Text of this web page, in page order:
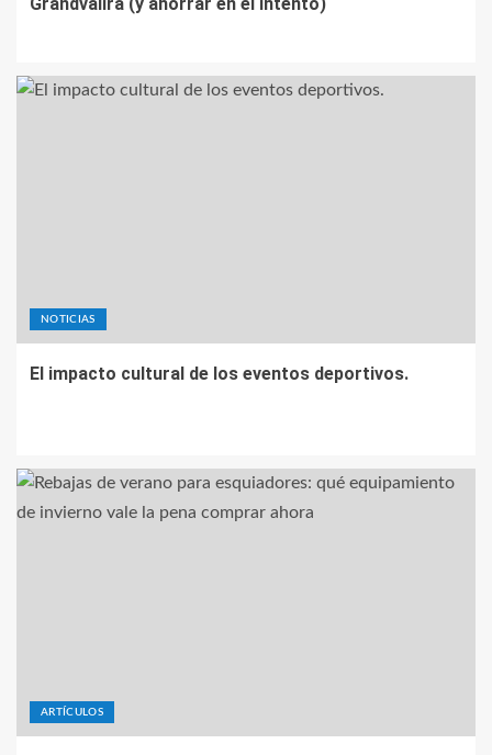
Grandvalira (y ahorrar en el intento)
NOTICIAS
El impacto cultural de los eventos deportivos.
ARTÍCULOS